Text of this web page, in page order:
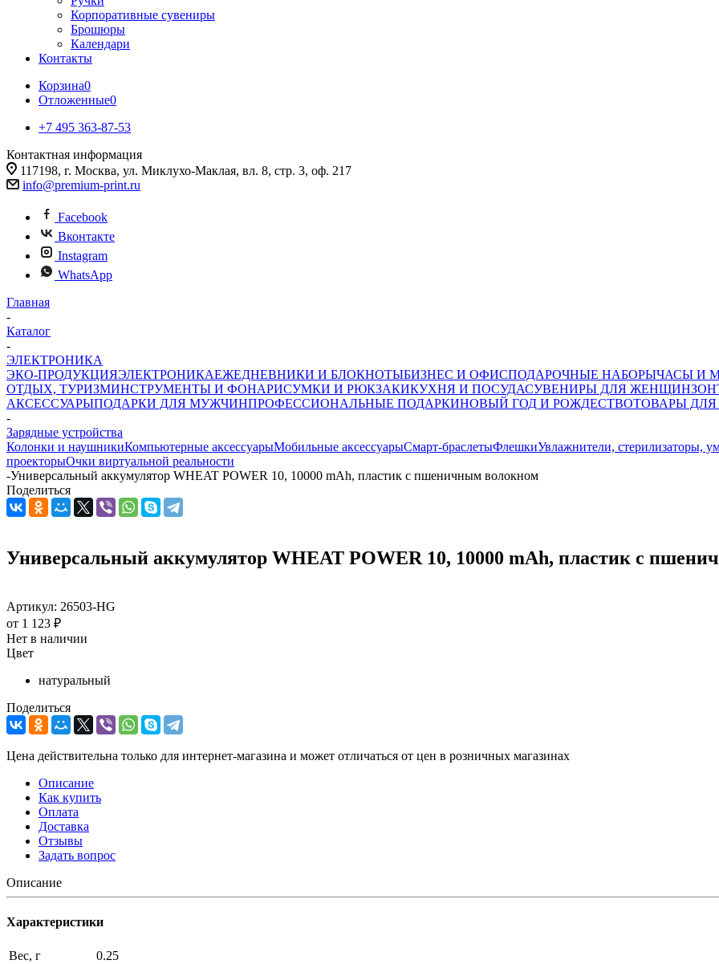
Корпоративные сувениры
Брошюры
Календари
Контакты
Корзина0
Отложенные0
+7 495 363-87-53
Контактная информация
117198, г. Москва, ул. Миклухо-Маклая, вл. 8, стр. 3, оф. 217
info@premium-print.ru
Facebook
Вконтакте
Instagram
WhatsApp
Главная
-
Каталог
-
ЭЛЕКТРОНИКА
ЭКО-ПРОДУКЦИЯЭЛЕКТРОНИКАЕЖЕДНЕВНИКИ И БЛОКНОТЫБИЗНЕС И ОФИСПОДАРОЧНЫЕ НАБОРЫЧАСЫ И
ОТДЫХ, ТУРИЗМИНСТРУМЕНТЫ И ФОНАРИСУМКИ И РЮКЗАКИКУХНЯ И ПОСУДАСУВЕНИРЫ ДЛЯ ЖЕНЩИН
АКСЕССУАРЫПОДАРКИ ДЛЯ МУЖЧИНПРОФЕССИОНАЛЬНЫЕ ПОДАРКИНОВЫЙ ГОД И РОЖДЕСТВОТОВАРЫ ДЛЯ
-
Зарядные устройства
Колонки и наушникиКомпьютерные аксессуарыМобильные аксессуарыСмарт-браслетыФлешкиУвлажнители, стерилизаторы,
проекторыОчки виртуальной реальности
-Универсальный аккумулятор WHEAT POWER 10, 10000 mAh, пластик с пшеничным волокном
Поделиться
Универсальный аккумулятор WHEAT POWER 10, 10000 mAh, пластик с
Артикул: 26503-HG
от 1 123 ₽
Нет в наличии
Цвет
натуральный
Поделиться
Цена действительна только для интернет-магазина и может отличаться от цен в розничных магазинах
Описание
Как купить
Оплата
Доставка
Отзывы
Задать вопрос
Описание
Характеристики
Вес, г 0.25